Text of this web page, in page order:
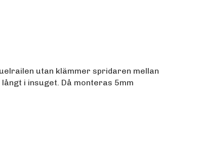
utan klämmer spridaren mellan
i insuget. Då monteras 5mm